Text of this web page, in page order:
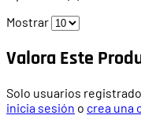
Mostrar
Valora Este
Solo usuarios
inicia sesión o crea una